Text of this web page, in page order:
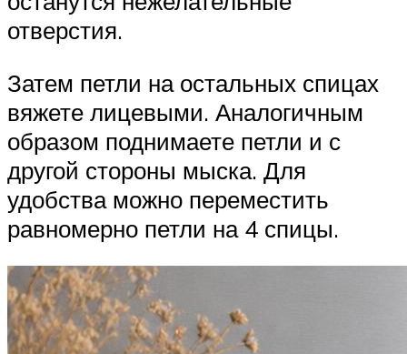
отверстия.
Затем петли на остальных спицах
вяжете лицевыми. Аналогичным
образом поднимаете петли и с
другой стороны мыска. Для
удобства можно переместить
равномерно петли на 4 спицы.